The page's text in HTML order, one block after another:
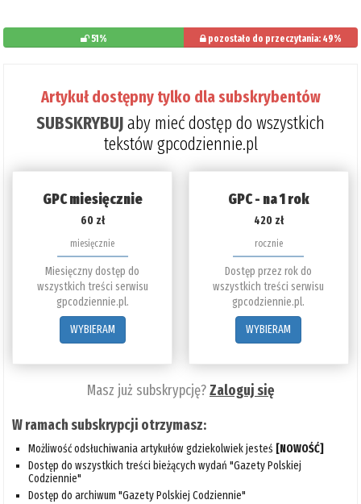
51% pozostało do przeczytania: 49%
Artykuł dostępny tylko dla subskrybentów
SUBSKRYBUJaby mieć dostęp do wszystkich
tekstów gpcodziennie.pl
GPC miesięcznie
60 zł
miesięcznie
Miesięczny dostęp do
wszystkich treści serwisu
gpcodziennie.pl.
WYBIERAM
GPC - na 1 rok
420 zł
rocznie
Dostęp przez rok do
wszystkich treści serwisu
gpcodziennie.pl.
WYBIERAM
Masz już subskrypcję?Zaloguj się
W ramach subskrypcji otrzymasz:
Możliwość odsłuchiwania artykułów gdziekolwiek jesteś [NOWOŚĆ]
Dostęp do wszystkich treści bieżących wydań "Gazety Polskiej
Codziennie"
Dostęp do archiwum "Gazety Polskiej Codziennie"